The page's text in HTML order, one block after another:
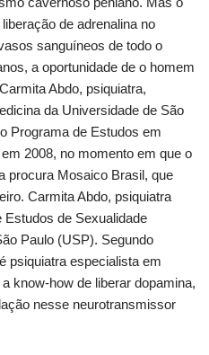
de adrenalina no
sanguíneos de todo o
a oportunidade de o homem
Abdo, psiquiatra,
da Universidade de São
Programa de Estudos em
2008, no momento em que o
procura Mosaico Brasil, que
Carmita Abdo, psiquiatra
Estudos de Sexualidade
Paulo (USP). Segundo
psiquiatra especialista em
know-how de liberar dopamina,
nesse neurotransmissor